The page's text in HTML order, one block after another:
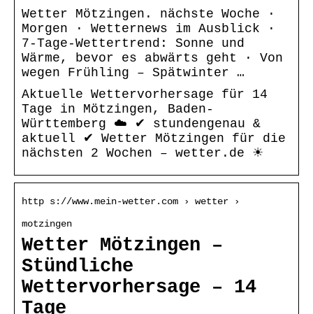
Wetter Mötzingen. nächste Woche ·
Morgen · Wetternews im Ausblick ·
7-Tage-Wettertrend: Sonne und
Wärme, bevor es abwärts geht · Von
wegen Frühling – Spätwinter …
Aktuelle Wettervorhersage für 14
Tage in Mötzingen, Baden-
Württemberg ☁️ ✔ stundengenau &
aktuell ✔ Wetter Mötzingen für die
nächsten 2 Wochen – wetter.de ☀
http s://www.mein-wetter.com › wetter ›
motzingen
Wetter Mötzingen –
Stündliche
Wettervorhersage – 14
Tage